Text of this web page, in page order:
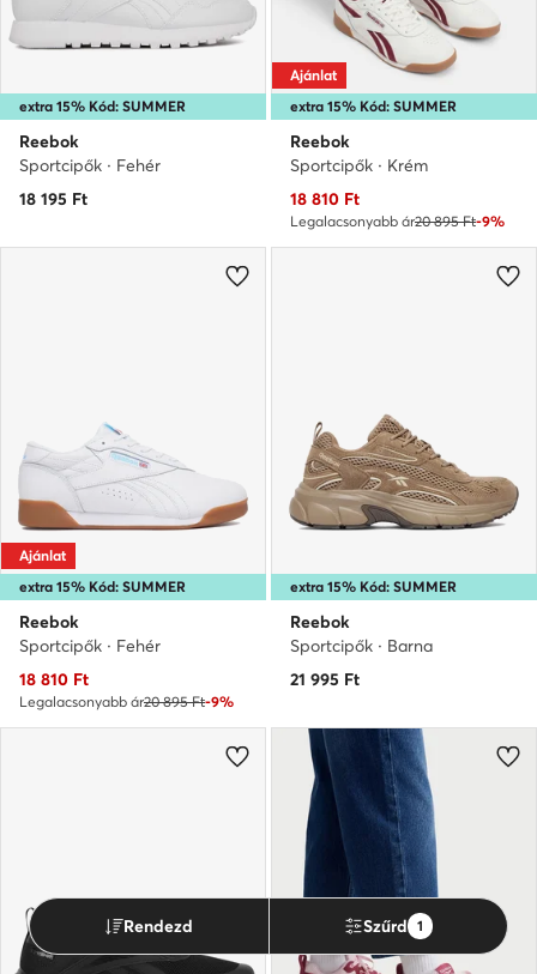
extra 15% Kód: SUMMER
Reebok
Sportcipők · Fehér
18 195 Ft
extra 15% Kód: SUMMER
Ajánlat
Reebok
Sportcipők · Krém
Aktuális ár
18 810 Ft
Legalacsonyabb ár20 895 Ft-9%
extra 15% Kód: SUMMER
Ajánlat
Reebok
Sportcipők · Fehér
Aktuális ár
18 810 Ft
Legalacsonyabb ár20 895 Ft-9%
extra 15% Kód: SUMMER
Reebok
Sportcipők · Barna
21 995 Ft
Rendezd Szűrd 1